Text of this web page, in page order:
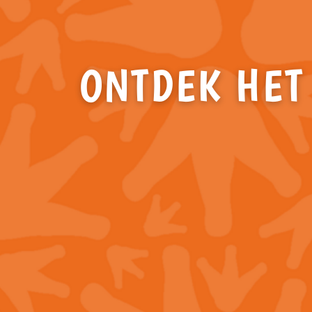
ONTDEK